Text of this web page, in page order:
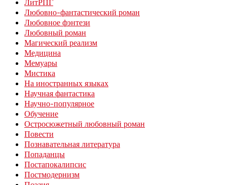
ЛитРПГ
Любовно-фантастический роман
Любовное фэнтези
Любовный роман
Магический реализм
Медицина
Мемуары
Мистика
На иностранных языках
Научная фантастика
Научно-популярное
Обучение
Остросюжетный любовный роман
Повести
Познавательная литература
Попаданцы
Постапокалипсис
Постмодернизм